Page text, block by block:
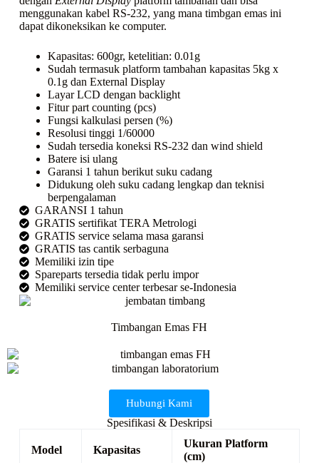
menggunakan kabel RS-232, yang mana timbgan emas ini
dapat dikoneksikan ke computer.
Kapasitas: 600gr, ketelitian: 0.01g
Sudah termasuk platform tambahan kapasitas 5kg x
0.1g dan External Display
Layar LCD dengan backlight
Fitur part counting (pcs)
Fungsi kalkulasi persen (%)
Resolusi tinggi 1/60000
Sudah tersedia koneksi RS-232 dan wind shield
Batere isi ulang
Garansi 1 tahun berikut suku cadang
Didukung oleh suku cadang lengkap dan teknisi
berpengalaman
GARANSI 1 tahun
GRATIS sertifikat TERA Metrologi
GRATIS service selama masa garansi
GRATIS tas cantik serbaguna
Memiliki izin tipe
Spareparts tersedia tidak perlu impor
Memiliki service center terbesar se-Indonesia
Timbangan Emas FH
Hubungi Kami
Spesifikasi & Deskripsi
Model Kapasitas
Ukuran Platform
(cm)